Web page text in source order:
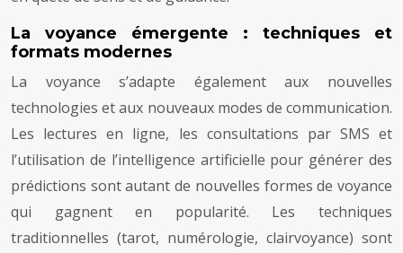
La voyance émergente : techniques et
formats modernes
La voyance s’adapte également aux nouvelles
technologies et aux nouveaux modes de communication.
Les lectures en ligne, les consultations par SMS et
l’utilisation de l’intelligence artificielle pour générer des
prédictions sont autant de nouvelles formes de voyance
qui gagnent en popularité. Les techniques
traditionnelles (tarot, numérologie, clairvoyance) sont